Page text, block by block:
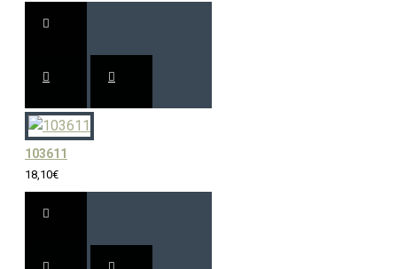
103611
18,10€